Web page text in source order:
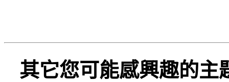
其它您可能感興趣的主